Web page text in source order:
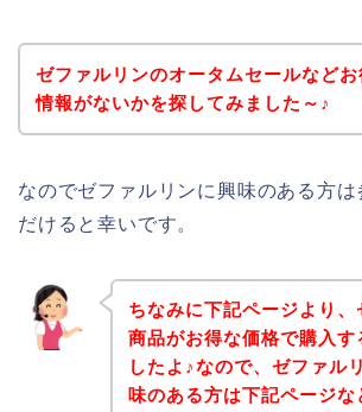
ゼファルリンのオータムセールなどお
情報がないかを探してみました～♪
なのでゼファルリンに興味のある方は
だけると幸いです。
ちなみに下記ページより、
商品がお得な価格で購入す
したよ♪なので、ゼファル
味のある方は下記ページ